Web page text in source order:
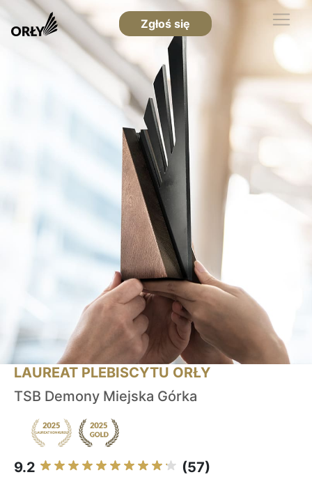
Zgłoś się
LAUREAT PLEBISCYTU ORŁY
TSB Demony Miejska Górka
9.2 (57)